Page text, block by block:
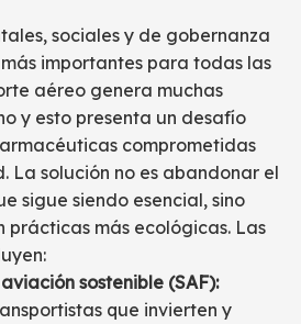
sociales y de gobernanza
importantes para todas las
aéreo genera muchas
y esto presenta un desafío
comprometidas
La solución no es abandonar el
sigue siendo esencial, sino
prácticas más ecológicas. Las
sostenible (SAF):
que invierten y